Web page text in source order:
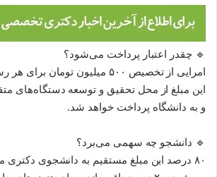
🔹 چقدر اعتبار پرداخت می‌شود؟
امرایی از تخصیص ۵۰۰ میلیون تومان
این مبلغ از محل تحقیق و توسعه دستگاه‌های
و به دانشگاه پرداخت خواهد شد.
🔹 دانشجو چه سهمی می‌برد؟
۸۰ درصد این مبلغ مستقیم به دانشجوی